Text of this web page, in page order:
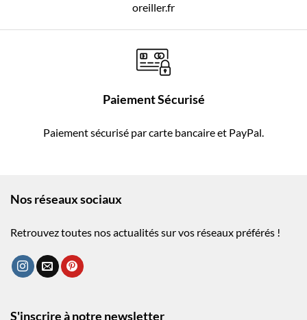
oreiller.fr
Paiement Sécurisé
Paiement sécurisé par carte bancaire et PayPal.
Nos réseaux sociaux
Retrouvez toutes nos actualités sur vos réseaux préférés !
S'inscrire à notre newsletter